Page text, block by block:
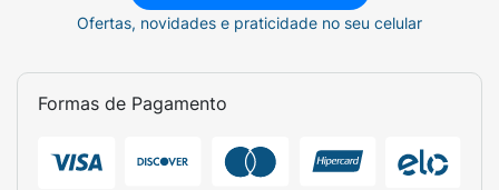
Ofertas, novidades e praticidade no seu celular
Formas de Pagamento